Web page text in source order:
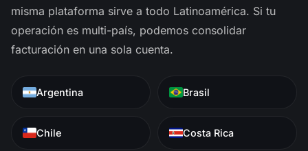
misma plataforma sirve a todo Latinoamérica. Si tu
operación es multi-país, podemos consolidar
facturación en una sola cuenta.
Argentina Brasil
Chile Costa Rica